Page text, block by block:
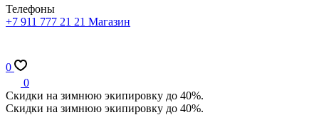
Телефоны
+7 911 777 21 21 Магазин
0
0
Скидки на зимнюю экипировку до 40%.
Скидки на зимнюю экипировку до 40%.